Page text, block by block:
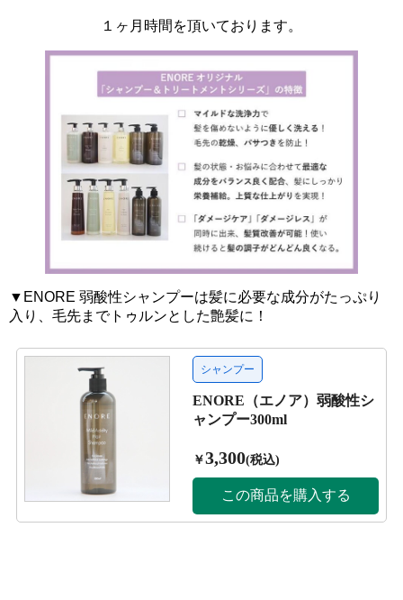
１ヶ月時間を頂いております。
▼ENORE 弱酸性シャンプーは髪に必要な成分がたっぷり
入り、毛先までトゥルンとした艶髪に！